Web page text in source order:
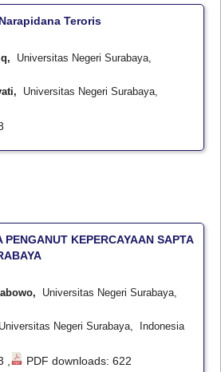
Teroris
Universitas Negeri Surabaya,
Universitas Negeri Surabaya,
PENGANUT KEPERCAYAAN SAPTA
Universitas Negeri Surabaya,
Negeri Surabaya, Indonesia
PDF downloads: 622